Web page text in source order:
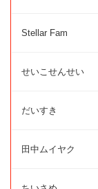
Stellar Fam
せいこせんせい
だいすき
田中ムイヤク